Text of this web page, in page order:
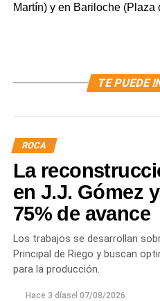
Martín) y en Bariloche (Plaza
TE PUEDE
ROCA
La
en J.J. Gómez
75% de avance
Los trabajos se desarrollan
Principal de Riego y buscan
para la producción.
Hace 3 díasel 07/08/2026